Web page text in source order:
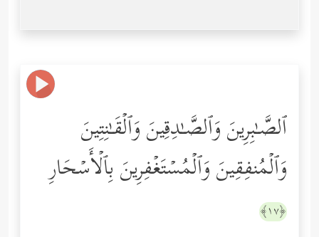
ٱلصَّـٰبِرِینَ وَٱلصَّـٰدِقِینَ وَٱلۡقَـٰنِتِینَ
وَٱلۡمُنفِقِینَ وَٱلۡمُسۡتَغۡفِرِینَ بِٱلۡأَسۡحَارِ
﴿١٧﴾